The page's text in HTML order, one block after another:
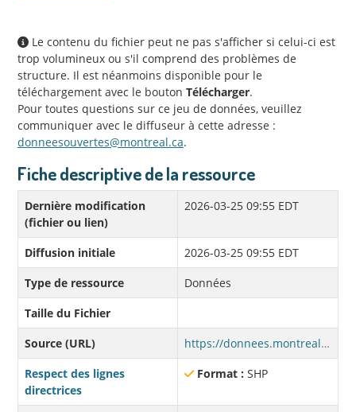
Le contenu du fichier peut ne pas s'afficher si celui-ci est
trop volumineux ou s'il comprend des problèmes de
structure. Il est néanmoins disponible pour le
téléchargement avec le bouton Télécharger.
Pour toutes questions sur ce jeu de données, veuillez
communiquer avec le diffuseur à cette adresse :
donneesouvertes@montreal.ca.
Fiche descriptive de la ressource
Dernière modification
(fichier ou lien)
2026-03-25 09:55 EDT
Diffusion initiale
2026-03-25 09:55 EDT
Type de ressource
Données
Taille du Fichier
Source (URL)
https://donnees.montreal.ca/fr/dataset/25229b69-4d29-4ef7-a3b5-38e571c19cbc/resource/ebde906e-d21e-4299-8348-8dede3191f44/download/bcf_imm_adopte_pre1940_s.zip
Respect des lignes
directrices
Format : SHP